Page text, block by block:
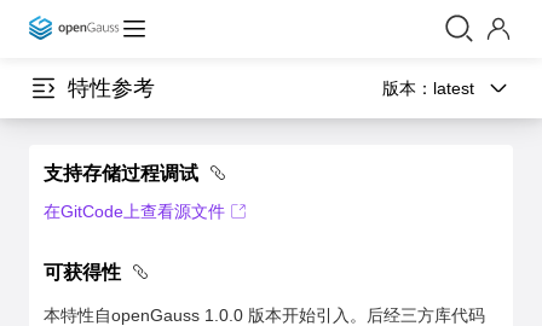
特性参考 版本： latest
支持存储过程调试
在GitCode上查看源文件
可获得性
本特性自openGauss 1.0.0 版本开始引入。后经三方库代码